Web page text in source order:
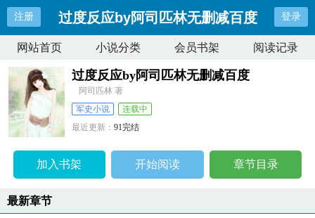
注册 过度反应by阿司匹林无删减百度 登录
网站首页 小说分类 会员书架 阅读记录
过度反应by阿司匹林无删减百度
阿司匹林 著
军史小说
连载中
最近更新：91完结
加入书架 开始阅读 章节目录
最新章节